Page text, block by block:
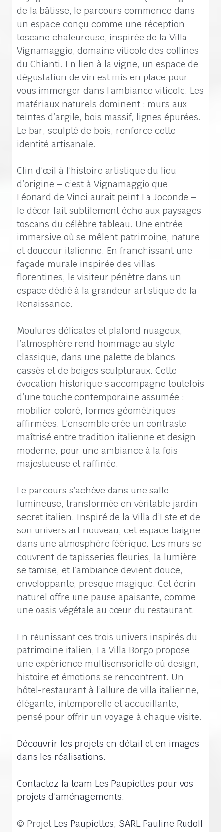
de la bâtisse, le parcours commence dans
un espace conçu comme une réception
toscane chaleureuse, inspirée de la Villa
Vignamaggio, domaine viticole des collines
du Chianti. En lien à la vigne, un espace de
dégustation de vin est mis en place pour
vous immerger dans l’ambiance viticole. Les
matériaux naturels dominent : murs aux
teintes d’argile, bois massif, lignes épurées.
Le bar, sculpté de bois, renforce cette
identité artisanale.
Clin d’œil à l’histoire artistique du lieu
d’origine – c’est à Vignamaggio que
Léonard de Vinci aurait peint La Joconde –
le décor fait subtilement écho aux paysages
toscans du célèbre tableau. Une entrée
immersive où se mêlent patrimoine, nature
et douceur italienne. En franchissant une
façade murale inspirée des villas
florentines, le visiteur pénètre dans un
espace dédié à la grandeur artistique de la
Renaissance.
Moulures délicates et plafond nuageux,
l’atmosphère rend hommage au style
classique, dans une palette de blancs
cassés et de beiges sculpturaux. Cette
évocation historique s’accompagne toutefois
d’une touche contemporaine assumée :
mobilier coloré, formes géométriques
affirmées. L’ensemble crée un contraste
maîtrisé entre tradition italienne et design
moderne, pour une ambiance à la fois
majestueuse et raffinée.
Le parcours s’achève dans une salle
lumineuse, transformée en véritable jardin
secret italien. Inspiré de la Villa d’Este et de
son univers art nouveau, cet espace baigne
dans une atmosphère féérique. Les murs se
couvrent de tapisseries fleuries, la lumière
se tamise, et l’ambiance devient douce,
enveloppante, presque magique. Cet écrin
naturel offre une pause apaisante, comme
une oasis végétale au cœur du restaurant.
En réunissant ces trois univers inspirés du
patrimoine italien, La Villa Borgo propose
une expérience multisensorielle où design,
histoire et émotions se rencontrent. Un
hôtel-restaurant à l’allure de villa italienne,
élégante, intemporelle et accueillante,
pensé pour offrir un voyage à chaque visite.
Découvrir les projets en détail et en images
dans les réalisations.
Contactez la team Les Paupiettes pour vos
projets d’aménagements.
© Projet Les Paupiettes, SARL Pauline Rudolf